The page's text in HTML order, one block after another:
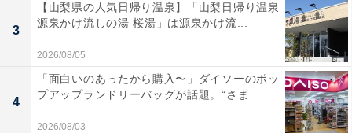
「滑空機」、動力はあるが翼が固定されずに回転するヘ
リコプターなどは「回転翼機」に分類されます。
3
【山梨県の人気日帰り温泉】「山梨日帰り温泉
源泉かけ流しの湯 桜湯」は源泉かけ流...
2026/08/05
4
「面白いのあったから購入〜」ダイソーのポッ
プアップランドリーバッグが話題。“さま...
2026/08/03